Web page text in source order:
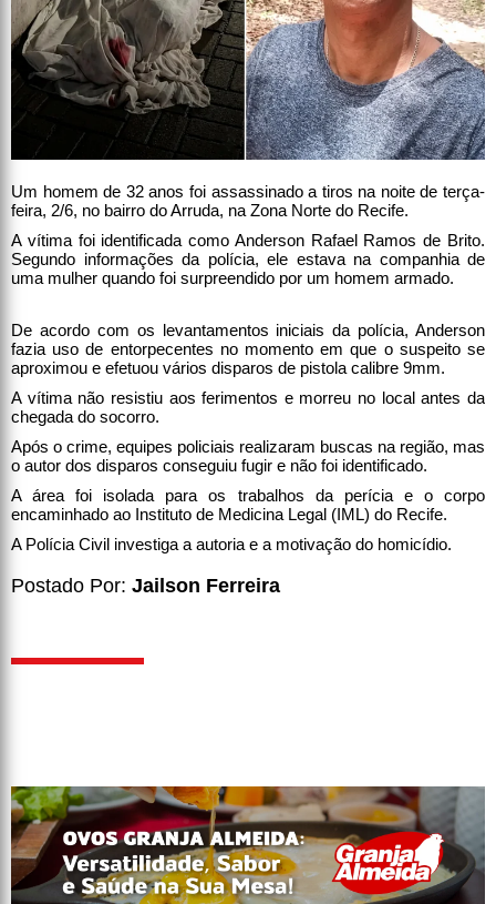
Um homem de 32 anos foi assassinado a tiros na noite de terça-
feira, 2/6, no bairro do Arruda, na Zona Norte do Recife.
A vítima foi identificada como Anderson Rafael Ramos de Brito.
Segundo informações da polícia, ele estava na companhia de
uma mulher quando foi surpreendido por um homem armado.
De acordo com os levantamentos iniciais da polícia, Anderson
fazia uso de entorpecentes no momento em que o suspeito se
aproximou e efetuou vários disparos de pistola calibre 9mm.
A vítima não resistiu aos ferimentos e morreu no local antes da
chegada do socorro.
Após o crime, equipes policiais realizaram buscas na região, mas
o autor dos disparos conseguiu fugir e não foi identificado.
A área foi isolada para os trabalhos da perícia e o corpo
encaminhado ao Instituto de Medicina Legal (IML) do Recife.
A Polícia Civil investiga a autoria e a motivação do homicídio.
Postado Por: Jailson Ferreira